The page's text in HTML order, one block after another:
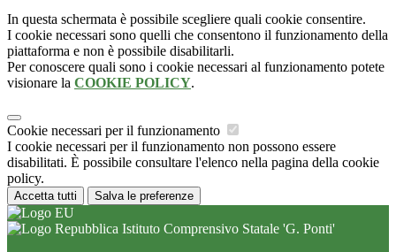
In questa schermata è possibile scegliere quali cookie consentire.
I cookie necessari sono quelli che consentono il funzionamento della
piattaforma e non è possibile disabilitarli.
Per conoscere quali sono i cookie necessari al funzionamento potete
visionare la COOKIE POLICY.
Cookie necessari per il funzionamento
I cookie necessari per il funzionamento non possono essere
disabilitati. È possibile consultare l'elenco nella pagina della cookie
policy.
Accetta tutti Salva le preferenze
Istituto Comprensivo Statale 'G. Ponti'